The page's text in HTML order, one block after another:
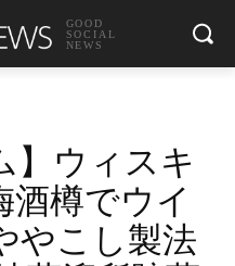
GOOD
SOCIAL
NEWS
】ウィスキ
酒樽でウイ
やこし製法